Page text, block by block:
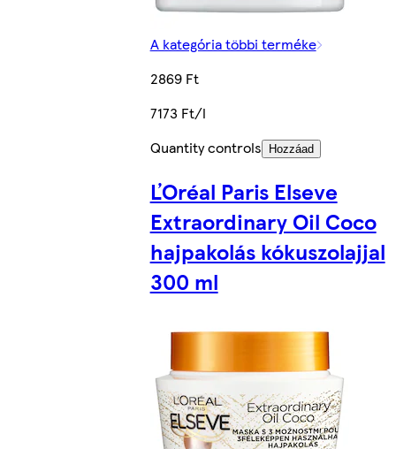
A kategória többi terméke
2869 Ft
7173 Ft/l
Quantity controls
Hozzáad
ĽOréal Paris Elseve
Extraordinary Oil Coco
hajpakolás kókuszolajjal
300 ml